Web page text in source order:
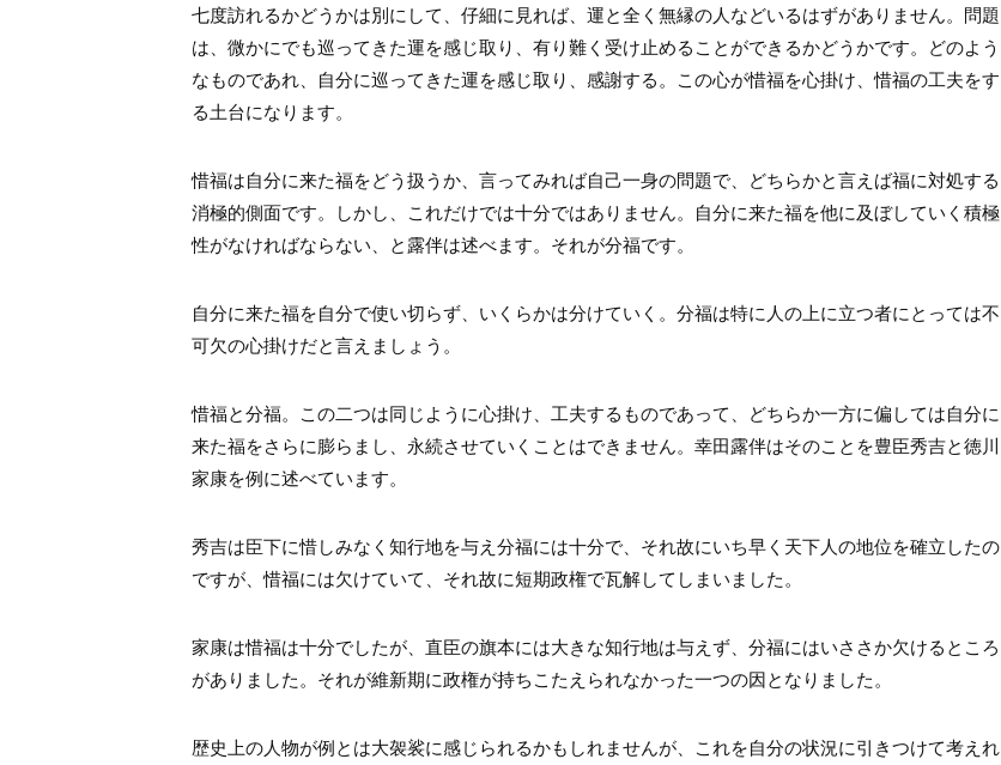
七度訪れるかどうかは別にして、仔細に見れば、運と全く無縁の人などいるはずがありません。問題
は、微かにでも巡ってきた運を感じ取り、有り難く受け止めることができるかどうかです。どのよう
なものであれ、自分に巡ってきた運を感じ取り、感謝する。この心が惜福を心掛け、惜福の工夫をす
る土台になります。
惜福は自分に来た福をどう扱うか、言ってみれば自己一身の問題で、どちらかと言えば福に対処する
消極的側面です。しかし、これだけでは十分ではありません。自分に来た福を他に及ぼしていく積極
性がなければならない、と露伴は述べます。それが分福です。
自分に来た福を自分で使い切らず、いくらかは分けていく。分福は特に人の上に立つ者にとっては不
可欠の心掛けだと言えましょう。
惜福と分福。この二つは同じように心掛け、工夫するものであって、どちらか一方に偏しては自分に
来た福をさらに膨らまし、永続させていくことはできません。幸田露伴はそのことを豊臣秀吉と徳川
家康を例に述べています。
秀吉は臣下に惜しみなく知行地を与え分福には十分で、それ故にいち早く天下人の地位を確立したの
ですが、惜福には欠けていて、それ故に短期政権で瓦解してしまいました。
家康は惜福は十分でしたが、直臣の旗本には大きな知行地は与えず、分福にはいささか欠けるところ
がありました。それが維新期に政権が持ちこたえられなかった一つの因となりました。
歴史上の人物が例とは大袈裟に感じられるかもしれませんが、これを自分の状況に引きつけて考えれ